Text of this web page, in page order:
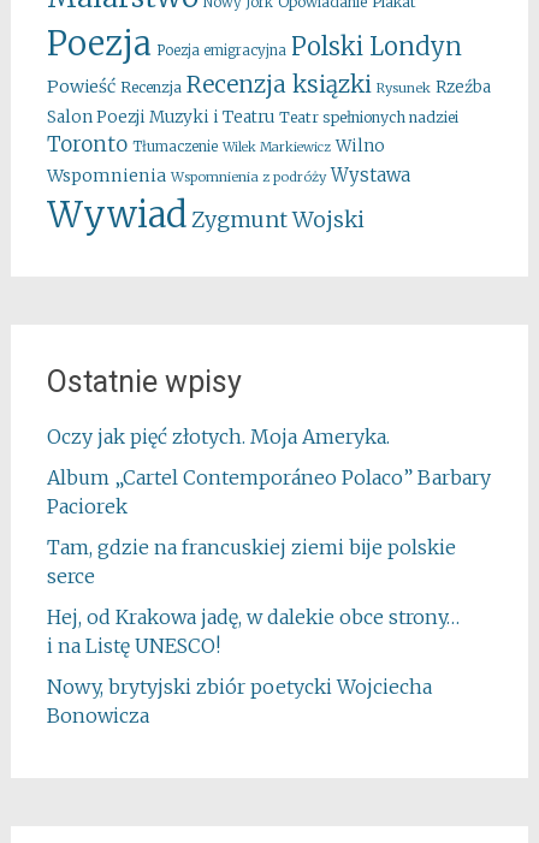
Poezja Poezja emigracyjna Polski Londyn
Powieść Recenzja Recenzja ksiązki Rysunek Rzeźba
Salon Poezji Muzyki i Teatru Teatr spełnionych nadziei
Toronto Tłumaczenie Wilek Markiewicz Wilno
Wspomnienia Wspomnienia z podróży Wystawa
WywiadZygmunt Wojski
Ostatnie wpisy
Oczy jak pięć złotych. Moja Ameryka.
Album „Cartel Contemporáneo Polaco” Barbary
Paciorek
Tam, gdzie na francuskiej ziemi bije polskie
serce
Hej, od Krakowa jadę, w dalekie obce strony…
i na Listę UNESCO!
Nowy, brytyjski zbiór poetycki Wojciecha
Bonowicza